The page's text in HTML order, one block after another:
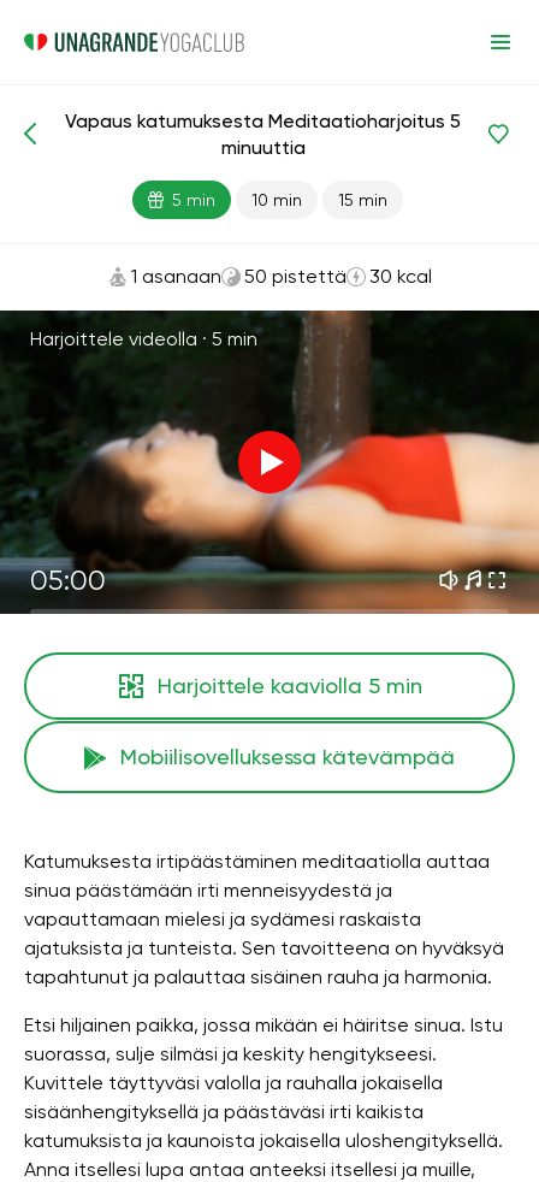
Meditaatiot ja hengitys Katumus
Vapaus katumuksesta Meditaatioharjoitus 5
minuuttia
5 min 10 min 15 min
1 asanaan 50 pistettä 30 kcal
Harjoittele videolla · 5 min
05:00
Harjoittele kaaviolla 5 min
Mobiilisovelluksessa kätevämpää
Katumuksesta irtipäästäminen meditaatiolla auttaa
sinua päästämään irti menneisyydestä ja
vapauttamaan mielesi ja sydämesi raskaista
ajatuksista ja tunteista. Sen tavoitteena on hyväksyä
tapahtunut ja palauttaa sisäinen rauha ja harmonia.
Etsi hiljainen paikka, jossa mikään ei häiritse sinua. Istu
suorassa, sulje silmäsi ja keskity hengitykseesi.
Kuvittele täyttyväsi valolla ja rauhalla jokaisella
sisäänhengityksellä ja päästäväsi irti kaikista
katumuksista ja kaunoista jokaisella uloshengityksellä.
Anna itsellesi lupa antaa anteeksi itsellesi ja muille,